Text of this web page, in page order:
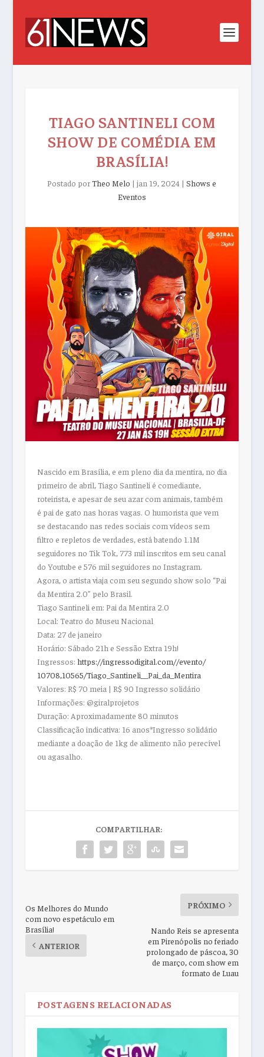
TIAGO SANTINELI COM
SHOW DE COMÉDIA EM
BRASÍLIA!
Postado porTheo Melo |jan 19, 2024 |Shows e
Eventos
Nascido em Brasília, e em pleno dia da mentira, no dia
primeiro de abril, Tiago Santineli é comediante,
roteirista, e apesar de seu azar com animais, também
é pai de gato nas horas vagas. O humorista que vem
se destacando nas redes sociais com vídeos sem
filtro e repletos de verdades, está batendo 1.1M
seguidores no Tik Tok, 773 mil inscritos em seu canal
do Youtube e 576 mil seguidores no Instagram.
Agora, o artista viaja com seu segundo show solo “Pai
da Mentira 2.0” pelo Brasil.
Tiago Santineli em: Pai da Mentira 2.0
Local: Teatro do Museu Nacional
Data: 27 de janeiro
Horário: Sábado 21h e Sessão Extra 19h!
Ingressos: https://ingressodigital.com//evento/
10708,10565/Tiago_Santineli__ Pai_da_Mentira
Valores: R$ 70 meia | R$ 90 Ingresso solidário
Informações: @giralprojetos
Duração: Aproximadamente 80 minutos
Classificação indicativa: 16 anos*Ingresso solidário
mediante a doação de 1kg de alimento não perecível
ou agasalho.
COMPARTILHAR:
Os Melhores do Mundo
com novo espetáculo em
Brasília!
ANTERIOR
PRÓXIMO
Nando Reis se apresenta
em Pirenópolis no feriado
prolongado de páscoa, 30
de março, com show em
formato de Luau
POSTAGENS RELACIONADAS